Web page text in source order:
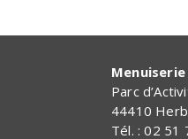
Parc
44410
Tél. : 02 51